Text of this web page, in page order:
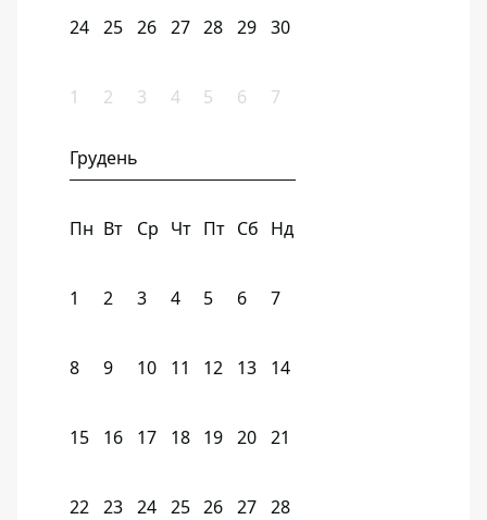
24 25 26 27 28 29 30
1 2 3 4 5 6 7
Грудень
Пн Вт Ср Чт Пт Сб Нд
1 2 3 4 5 6 7
8 9 10 11 12 13 14
15 16 17 18 19 20 21
22 23 24 25 26 27 28